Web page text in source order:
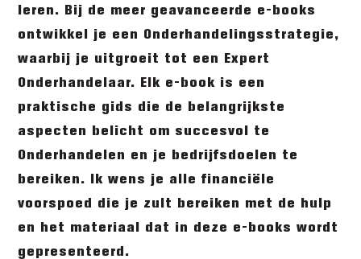
leren. Bij de meer geavanceerde e-books
ontwikkel je een Onderhandelingsstrategie,
waarbij je uitgroeit tot een Expert
Onderhandelaar. Elk e-book is een
praktische gids die de belangrijkste
aspecten belicht om succesvol te
Onderhandelen en je bedrijfsdoelen te
bereiken. Ik wens je alle financiële
voorspoed die je zult bereiken met de hulp
en het materiaal dat in deze e-books wordt
gepresenteerd.